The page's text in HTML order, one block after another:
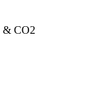
& CO2